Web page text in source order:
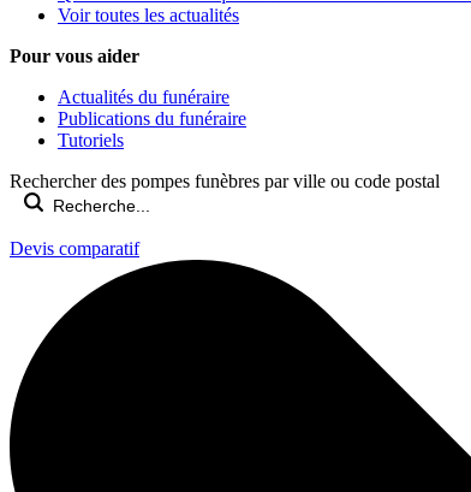
Voir toutes les actualités
Pour vous aider
Actualités du funéraire
Publications du funéraire
Tutoriels
Rechercher des pompes funèbres par ville ou code postal
Devis comparatif